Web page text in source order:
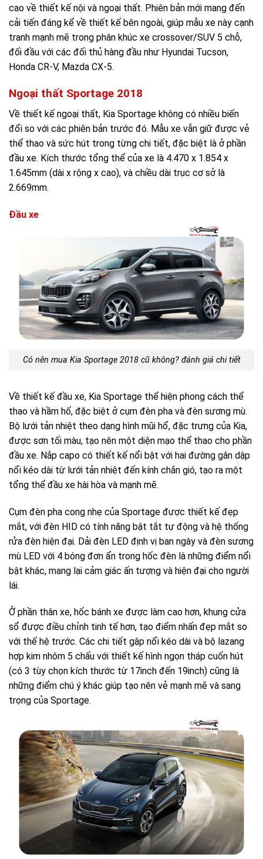
cao về thiết kế nội và ngoại thất. Phiên bản mới mang đến
cải tiến đáng kể về thiết kế bên ngoài, giúp mẫu xe này cạnh
tranh mạnh mẽ trong phân khúc xe crossover/SUV 5 chỗ,
đối đầu với các đối thủ hàng đầu như Hyundai Tucson,
Honda CR-V, Mazda CX-5.
Ngoại thất Sportage 2018
Về thiết kế ngoại thất, Kia Sportage không có nhiều biến
đổi so với các phiên bản trước đó. Mẫu xe vẫn giữ được vẻ
thể thao và sức hút trong từng chi tiết, đặc biệt là ở phần
đầu xe. Kích thước tổng thể của xe là 4.470 x 1.854 x
1.645mm (dài x rộng x cao), và chiều dài trục cơ sở là
2.669mm.
Đầu xe
Có nên mua Kia Sportage 2018 cũ không? đánh giá chi tiết
Về thiết kế đầu xe, Kia Sportage thể hiện phong cách thể
thao và hầm hố, đặc biệt ở cụm đèn pha và đèn sương mù.
Bộ lưới tản nhiệt theo dạng hình mũi hổ, đặc trưng của Kia,
được sơn tối màu, tạo nên một diện mạo thể thao cho phần
đầu xe. Nắp capo có thiết kế nổi bật với hai đường gân dập
nổi kéo dài từ lưới tản nhiệt đến kính chắn gió, tạo ra một
tổng thể đầu xe hài hòa và mạnh mẽ.
Cụm đèn pha cong nhẹ của Sportage được thiết kế đẹp
mắt, với đèn HID có tính năng bật tắt tự động và hệ thống
rửa đèn hiện đại. Dải đèn LED định vị ban ngày và đèn sương
mù LED với 4 bóng đơn ẩn trong hốc đèn là những điểm nổi
bật khác, mang lại cảm giác ấn tượng và hiện đại cho người
lái.
Ở phần thân xe, hốc bánh xe được làm cao hơn, khung cửa
sổ được điều chỉnh tinh tế hơn, tạo điểm nhấn đẹp mắt so
với thế hệ trước. Các chi tiết gập nổi kéo dài và bộ lazang
hợp kim nhôm 5 chấu với thiết kế hình ngọn tháp cuốn hút
(có 3 tùy chọn kích thước từ 17inch đến 19inch) cũng là
những điểm chú ý khác giúp tạo nên vẻ mạnh mẽ và sang
trọng của Sportage.